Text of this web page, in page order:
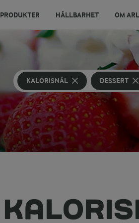
PRODUKTER HÅLLBARHET OM
KALORISNÅL DESSERT